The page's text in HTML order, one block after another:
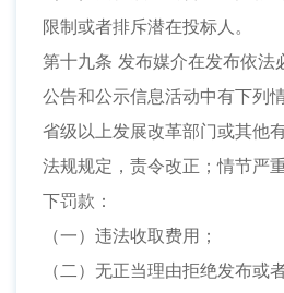
限制或者排斥潜在投标人。
第十九条 发布媒介在发布依法
公告和公示信息活动中有下列
省级以上发展改革部门或其他
法规规定，责令改正；情节严
下罚款：
（一）违法收取费用；
（二）无正当理由拒绝发布或